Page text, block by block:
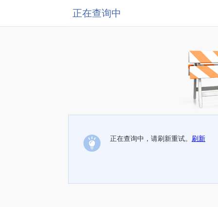
正在查询中
正在查询中，请刷新重试。 刷新